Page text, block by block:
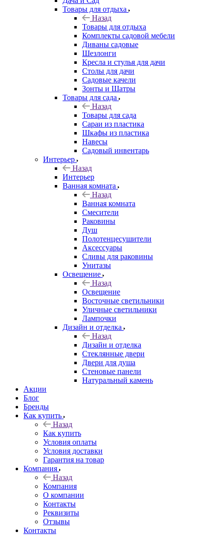
Товары для отдыха
Назад
Товары для отдыха
Комплекты садовой мебели
Диваны садовые
Шезлонги
Кресла и стулья для дачи
Столы для дачи
Садовые качели
Зонты и Шатры
Товары для сада
Назад
Товары для сада
Сараи из пластика
Шкафы из пластика
Навесы
Садовый инвентарь
Интерьер
Назад
Интерьер
Ванная комната
Назад
Ванная комната
Смесители
Раковины
Душ
Полотенцесушители
Аксессуары
Сливы для раковины
Унитазы
Освещение
Назад
Освещение
Восточные светильники
Уличные светильники
Лампочки
Дизайн и отделка
Назад
Дизайн и отделка
Стеклянные двери
Двери для душа
Стеновые панели
Натуральный камень
Акции
Блог
Бренды
Как купить
Назад
Как купить
Условия оплаты
Условия доставки
Гарантия на товар
Компания
Назад
Компания
О компании
Контакты
Реквизиты
Отзывы
Контакты